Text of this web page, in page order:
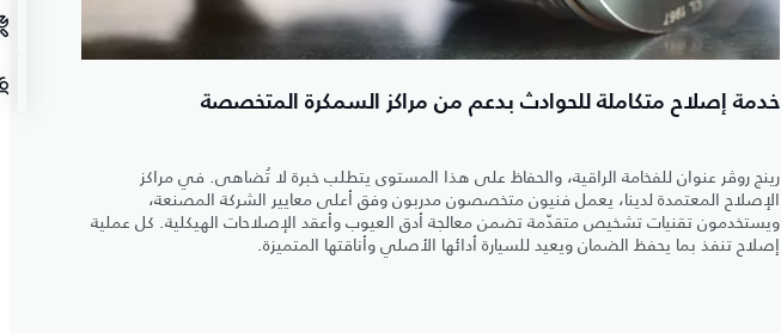
خدمة إصلاح متكاملة للحوادث بدعم من مراكز السمكرة المتخصصة
رينج روڤر عنوان للفخامة الراقية، والحفاظ على هذا المستوى يتطلب خبرة لا تُضاهى. في مراكز
الإصلاح المعتمدة لدينا، يعمل فنيون متخصصون مدربون وفق أعلى معايير الشركة المصنعة،
ويستخدمون تقنيات تشخيص متقدّمة تضمن معالجة أدق العيوب وأعقد الإصلاحات الهيكلية. كل عملية
إصلاح تنفذ بما يحفظ الضمان ويعيد للسيارة أدائها الأصلي وأناقتها المتميزة.